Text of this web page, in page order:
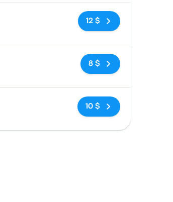
Pas de balises
12 $
Pas de balises
8 $
Pas de balises
10 $